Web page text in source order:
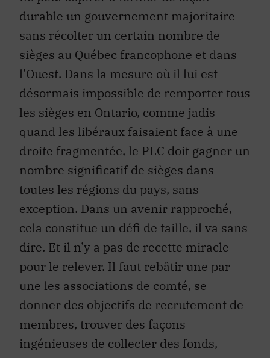
durable un gouvernement majoritaire
sans récolter un certain nombre de
sièges au Québec francophone et dans
l’Ouest. Dans la mesure où il lui est
désormais impossible de remporter tous
les sièges en Ontario, comme jadis
quand les libéraux faisaient face à une
droite fragmentée, le PLC doit gagner un
nombre significatif de sièges dans
toutes les régions du pays, sans
exception. Dans un avenir rapproché,
cela constitue un défi de taille, il va sans
dire. Et il n’y a pas de recette miracle
pour le relever. Il faut rebâtir une par
une les associations de comté, se
donner des objectifs de recrutement de
membres, trouver des façons
ingénieuses de collecter des fonds,